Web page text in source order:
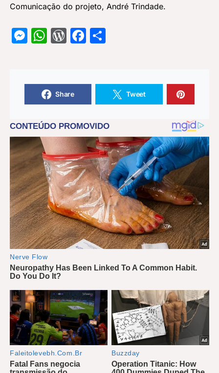
Comunicação do projeto, André Trindade.
Messenger
WhatsApp
WordPress
Facebook
Share Tweet